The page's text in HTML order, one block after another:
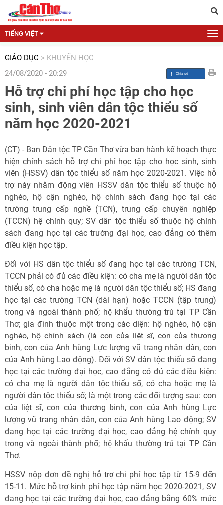
TIẾNG VIỆT
GIÁO DỤC > KHUYẾN HỌC
24/08/2020 - 20:29
Hỗ trợ chi phí học tập cho học
sinh, sinh viên dân tộc thiểu số
năm học 2020-2021
(CT) - Ban Dân tộc TP Cần Thơ vừa ban hành kế hoạch thực
hiện chính sách hỗ trợ chi phí học tập cho học sinh, sinh
viên (HSSV) dân tộc thiểu số năm học 2020-2021. Việc hỗ
trợ này nhằm động viên HSSV dân tộc thiểu số thuộc hộ
nghèo, hộ cận nghèo, hộ chính sách đang học tại các
trường trung cấp nghề (TCN), trung cấp chuyên nghiệp
(TCCN) hệ chính quy; SV dân tộc thiểu số thuộc hộ chính
sách đang học tại các trường đại học, cao đẳng có thêm
điều kiện học tập.
Ðối với HS dân tộc thiểu số đang học tại các trường TCN,
TCCN phải có đủ các điều kiện: có cha mẹ là người dân tộc
thiểu số, có cha hoặc mẹ là người dân tộc thiểu số; HS đang
học tại các trường TCN (dài hạn) hoặc TCCN (tập trung)
trong và ngoài thành phố; hộ khẩu thường trú tại TP Cần
Thơ; gia đình thuộc một trong các diện: hộ nghèo, hộ cận
nghèo, hộ chính sách (là con của liệt sĩ, con của thương
binh, con của Anh hùng Lực lượng vũ trang nhân dân, con
của Anh hùng Lao động). Ðối với SV dân tộc thiểu số đang
học tại các trường đại học, cao đẳng có đủ các điều kiện:
có cha mẹ là người dân tộc thiểu số, có cha hoặc mẹ là
người dân tộc thiểu số; là một trong các đối tượng sau: con
của liệt sĩ, con của thương binh, con của Anh hùng Lực
lượng vũ trang nhân dân, con của Anh hùng Lao động; SV
đang học tại các trường đại học, cao đẳng hệ chính quy
trong và ngoài thành phố; hộ khẩu thường trú tại TP Cần
Thơ.
HSSV nộp đơn đề nghị hỗ trợ chi phí học tập từ 15-9 đến
15-11. Mức hỗ trợ kinh phí học tập năm học 2020-2021, SV
đang học tại các trường đại học, cao đẳng bằng 60% mức